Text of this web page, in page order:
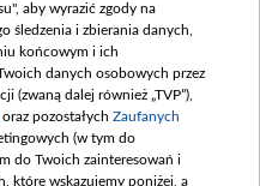
wewnętrznych
aby wyrazić zgody na
śledzenia i zbierania danych,
końcowym i ich
danych osobowych przez
(zwaną dalej również „TVP”),
oraz pozostałych Zaufanych
(w tym do
do Twoich zainteresowań i
które wskazujemy poniżej, a